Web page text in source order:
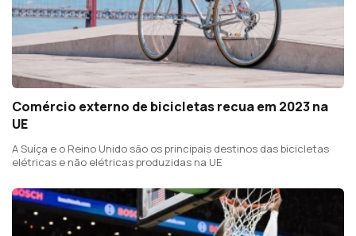
Comércio externo de bicicletas recua em 2023 na
UE
A Suíça e o Reino Unido são os principais destinos das bicicletas
elétricas e não elétricas produzidas na UE